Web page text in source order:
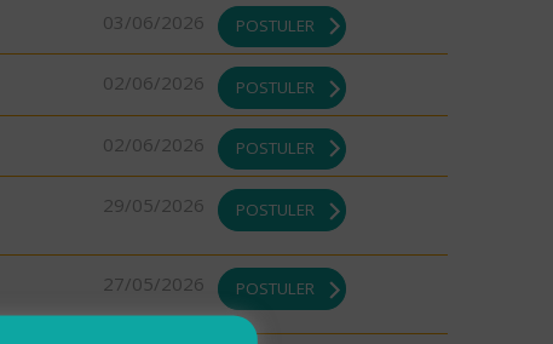
03/06/2026 POSTULER
02/06/2026 POSTULER
02/06/2026 POSTULER
29/05/2026 POSTULER
27/05/2026 POSTULER